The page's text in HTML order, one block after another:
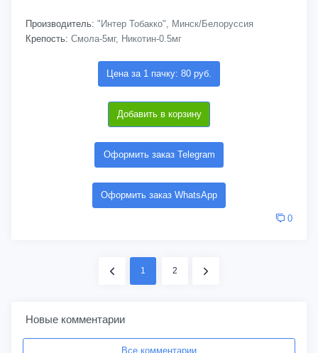
Производитель: "Интер Тобакко", Минск/Белоруссия
Крепость: Смола-5мг, Никотин-0.5мг
Цена за 1 пачку: 80 руб.
Добавить в корзину
Оформить заказ Telegram
Оформить заказ WhatsApp
0
1 2
Новые комментарии
Все комментарии